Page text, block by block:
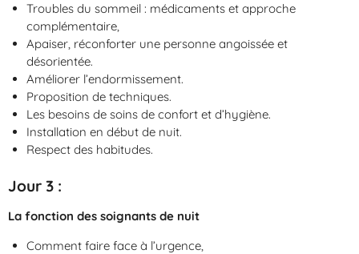
Troubles du sommeil : médicaments et approche
complémentaire,
Apaiser, réconforter une personne angoissée et
désorientée.
Améliorer l’endormissement.
Proposition de techniques.
Les besoins de soins de confort et d’hygiène.
Installation en début de nuit.
Respect des habitudes.
Jour 3 :
La fonction des soignants de nuit
Comment faire face à l’urgence,